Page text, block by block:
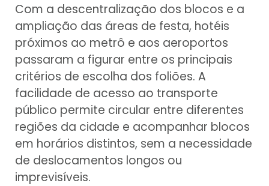
Com a descentralização dos blocos e a
ampliação das áreas de festa, hotéis
próximos ao metrô e aos aeroportos
passaram a figurar entre os principais
critérios de escolha dos foliões. A
facilidade de acesso ao transporte
público permite circular entre diferentes
regiões da cidade e acompanhar blocos
em horários distintos, sem a necessidade
de deslocamentos longos ou
imprevisíveis.